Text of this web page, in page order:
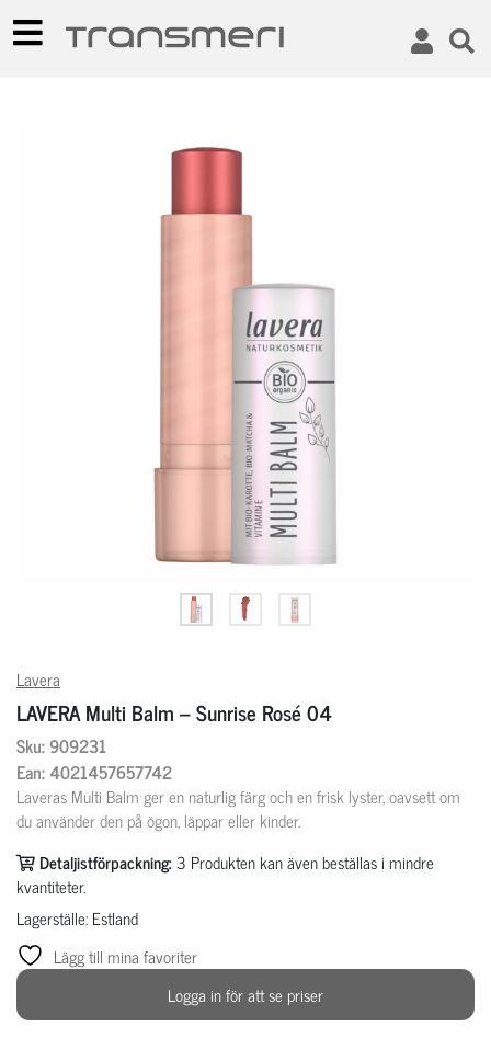
Lavera
LAVERA Multi Balm – Sunrise Rosé 04
Sku: 909231
Ean: 4021457657742
Laveras Multi Balm ger en naturlig färg och en frisk lyster, oavsett om
du använder den på ögon, läppar eller kinder.
Detaljistförpackning:3 Produkten kan även beställas i mindre
kvantiteter.
Lagerställe: Estland
Lägg till mina favoriter
Logga in för att se priser